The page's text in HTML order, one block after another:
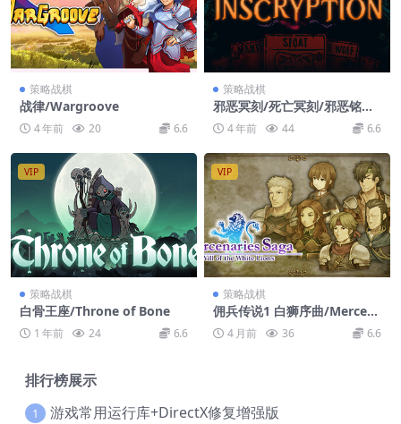
策略战棋
战律/Wargroove
4 年前 20 6.6
策略战棋
邪恶冥刻/死亡冥刻/邪恶铭刻/
碑文/Inscryption
4 年前 44 6.6
VIP
策略战棋
白骨王座/Throne of Bone
1 年前 24 6.6
VIP
策略战棋
佣兵传说1 白狮序曲/Mercen
aries Saga 1 -Will of the W
hite Lions
4 月前 36 6.6
排行榜展示
1 游戏常用运行库+DirectX修复增强版